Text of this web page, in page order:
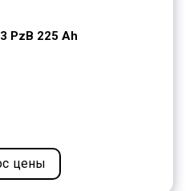
PzB 225 Ah
цены